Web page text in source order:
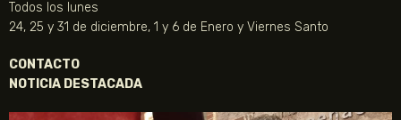
Todos los lunes
24, 25 y 31 de diciembre, 1 y 6 de Enero y Viernes Santo
CONTACTO
NOTICIA DESTACADA